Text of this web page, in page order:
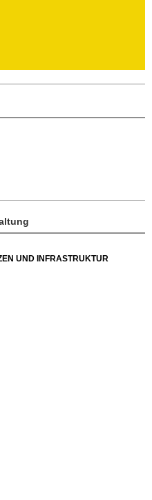
UND INFRASTRUKTUR